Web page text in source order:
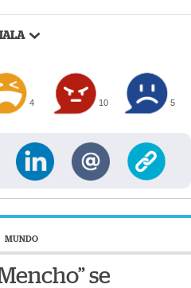
4 10 5
MUNDO
se